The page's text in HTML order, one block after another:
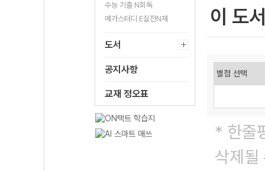
수능 기출 N회독
메가스터디 E실전N제
도서
공지사항
교재 정오표
이 도
* 한줄
삭제될